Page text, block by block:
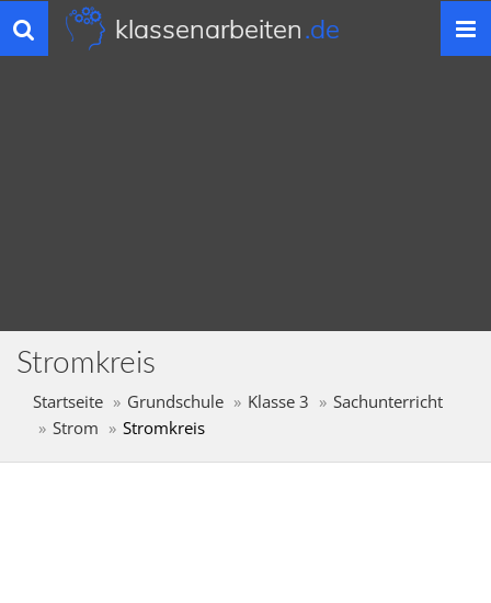
Toggle
navigation
klassenarbeiten.de
Stromkreis
Startseite Grundschule Klasse 3
Sachunterricht
Strom
Stromkreis